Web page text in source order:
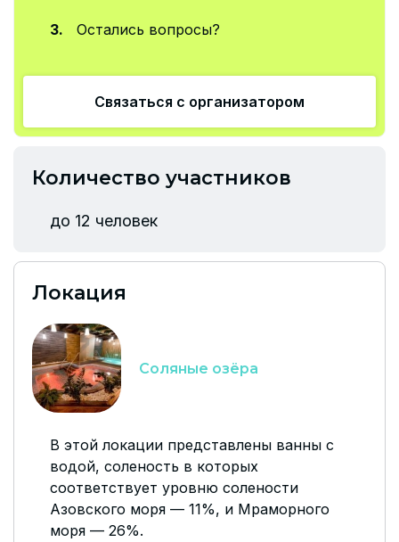
Остались вопросы?
Связаться с организатором
Количество участников
до 12 человек
Локация
Соляные озёра
В этой локации представлены ванны с
водой, соленость в которых
соответствует уровню солености
Азовского моря — 11%, и Мраморного
моря — 26%.